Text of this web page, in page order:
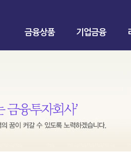
금융상품 기업금융